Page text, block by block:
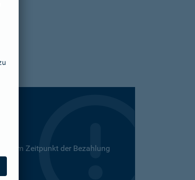
zum Zeitpunkt der Bezahlung